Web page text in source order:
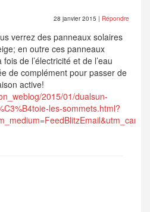
28 janvier 2015 | Répondre
verrez des panneaux solaires
en outre ces panneaux
de l’électricité et de l’eau
de complément pour passer de
active!
2015/01/dualsun-
les-sommets.html?